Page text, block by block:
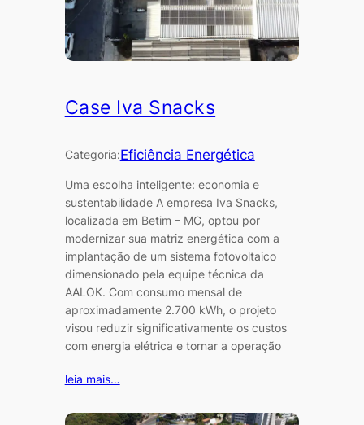
Case Iva Snacks
Categoria:Eficiência Energética
Uma escolha inteligente: economia e
sustentabilidade A empresa Iva Snacks,
localizada em Betim – MG, optou por
modernizar sua matriz energética com a
implantação de um sistema fotovoltaico
dimensionado pela equipe técnica da
AALOK. Com consumo mensal de
aproximadamente 2.700 kWh, o projeto
visou reduzir significativamente os custos
com energia elétrica e tornar a operação
leia mais…